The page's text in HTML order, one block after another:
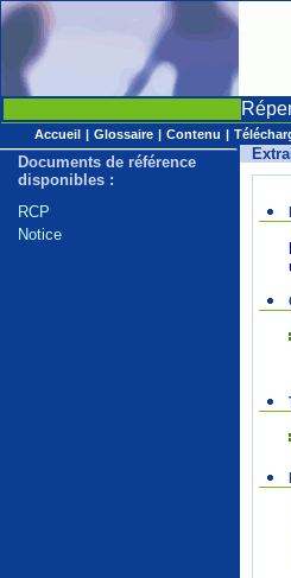
Accueil | Glossaire | Contenu |
Documents de référence
disponibles :
RCP
Notice